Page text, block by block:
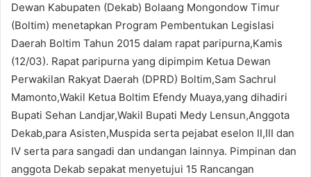
Dewan Kabupaten (Dekab) Bolaang Mongondow Timur
(Boltim) menetapkan Program Pembentukan Legislasi
Daerah Boltim Tahun 2015 dalam rapat paripurna,Kamis
(12/03). Rapat paripurna yang dipimpim Ketua Dewan
Perwakilan Rakyat Daerah (DPRD) Boltim,Sam Sachrul
Mamonto,Wakil Ketua Boltim Efendy Muaya,yang dihadiri
Bupati Sehan Landjar,Wakil Bupati Medy Lensun,Anggota
Dekab,para Asisten,Muspida serta pejabat eselon II,III dan
IV serta para sangadi dan undangan lainnya. Pimpinan dan
anggota Dekab sepakat menyetujui 15 Rancangan